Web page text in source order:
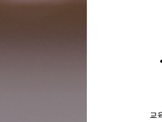
교